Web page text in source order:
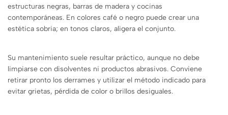
estructuras negras, barras de madera y cocinas
contemporáneas. En colores café o negro puede crear una
estética sobria; en tonos claros, aligera el conjunto.
Su mantenimiento suele resultar práctico, aunque no debe
limpiarse con disolventes ni productos abrasivos. Conviene
retirar pronto los derrames y utilizar el método indicado para
evitar grietas, pérdida de color o brillos desiguales.